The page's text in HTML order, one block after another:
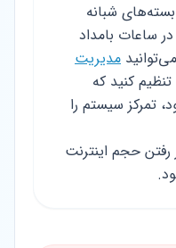
شبانه
ساعات بامداد
مدیریت
تنظیم کنید که
تمرکز سیستم را
رفتن حجم اینترنت